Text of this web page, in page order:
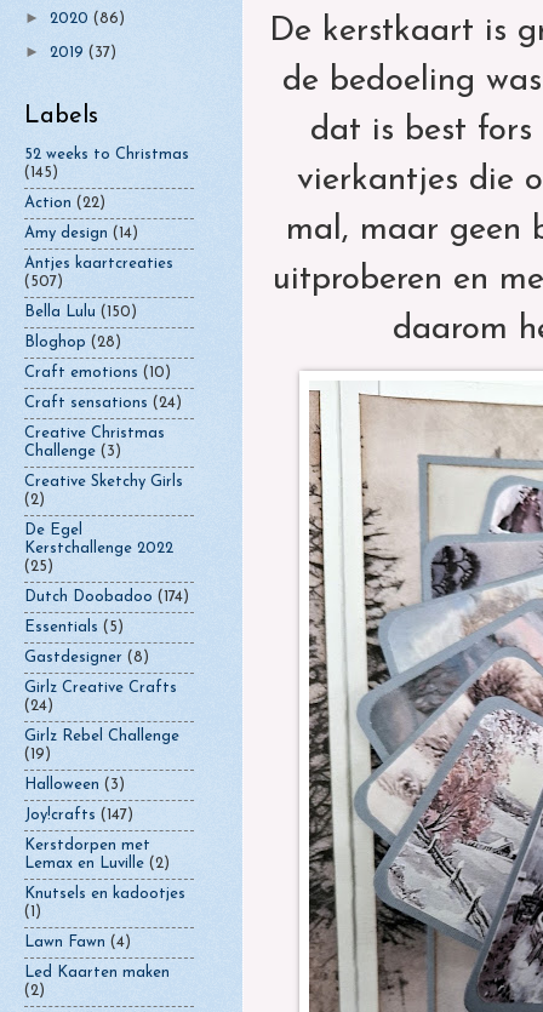
De kerstkaart is
de bedoeling
dat is best fors
vierkantjes die
mal, maar geen
uitproberen en
daarom
► 2020 (86)
► 2019 (37)
Labels
52 weeks to Christmas
(145)
Action (22)
Amy design (14)
Antjes kaartcreaties
(507)
Bella Lulu (150)
Bloghop (28)
Craft emotions (10)
Craft sensations (24)
Creative Christmas
Challenge (3)
Creative Sketchy Girls
(2)
De Egel
Kerstchallenge 2022
(25)
Dutch Doobadoo (174)
Essentials (5)
Gastdesigner (8)
Girlz Creative Crafts
(24)
Girlz Rebel Challenge
(19)
Halloween (3)
Joy!crafts (147)
Kerstdorpen met
Lemax en Luville (2)
Knutsels en kadootjes
(1)
Lawn Fawn (4)
Led Kaarten maken
(2)